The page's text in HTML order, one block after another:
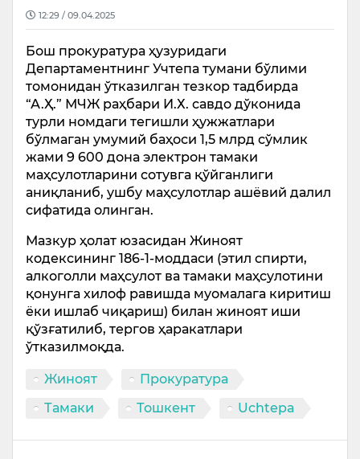
12:29 / 09.04.2025
Бош прокуратура ҳузуридаги
Департаментнинг Учтепа тумани бўлими
томонидан ўтказилган тезкор тадбирда
“А.Ҳ.” МЧЖ раҳбари И.Х. савдо дўконида
турли номдаги тегишли ҳужжатлари
бўлмаган умумий баҳоси 1,5 млрд сўмлик
жами 9 600 дона электрон тамаки
маҳсулотларини сотувга қўйганлиги
аниқланиб, ушбу маҳсулотлар ашёвий далил
сифатида олинган.
Мазкур ҳолат юзасидан Жиноят
кодексининг 186-1-моддаси (этил спирти,
алкоголли маҳсулот ва тамаки маҳсулотини
қонунга хилоф равишда муомалага киритиш
ёки ишлаб чиқариш) билан жиноят иши
қўзғатилиб, тергов ҳаракатлари
ўтказилмоқда.
Жиноят
Прокуратура
Тамаки
Тошкент Uchtepa